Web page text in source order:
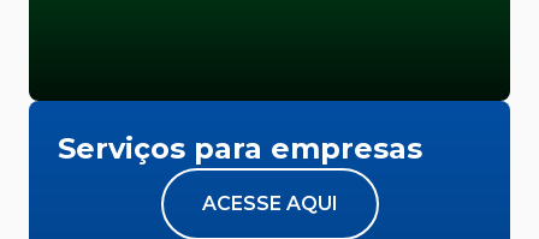
Serviços para empresas
ACESSE AQUI